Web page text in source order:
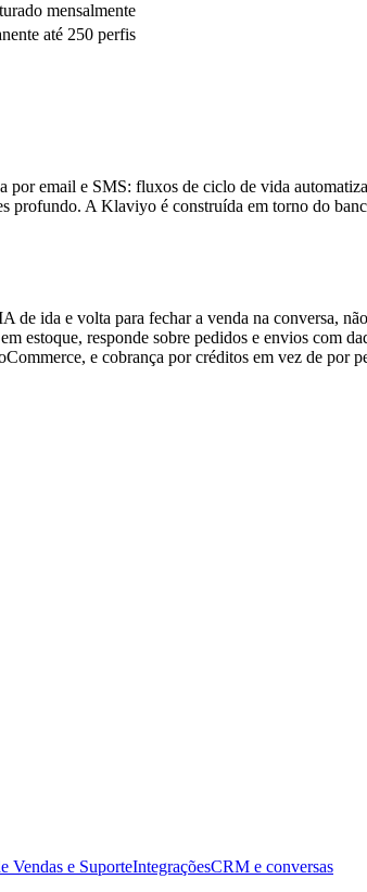
mensalmente
até 250 perfis
email e SMS: fluxos de ciclo de vida
profundo. A Klaviyo é construída em torno do
de ida e volta para fechar a venda na conversa,
estoque, responde sobre pedidos e envios
e cobrança por créditos em vez de por
Vendas e SuporteIntegraçõesCRM e conversas